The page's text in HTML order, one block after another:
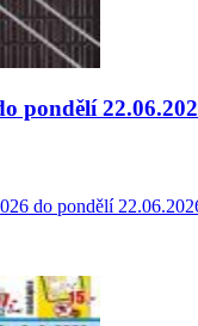
pondělí
do pondělí